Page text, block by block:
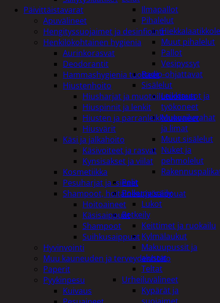
Ilmapallot
Pihalelut
Muut pihalelut
Pallot
Vesipyssyt
Radio-ohjattavat
Sisälelut
Leikkiautot ja
työkoneet
Muovailuvahat
ja limat
Muut sisälelut
Nuket ja
pehmolelut
Pelit
Polkupyöräily
Lukot
Retkeily
Keittimet ja ruokailu
Kylmälaukut
Makuupussit ja
alustat
Teltat
Urheiluvälineet
Kypärät ja
Päivittäistavarat
Apuvälineet
Hengityssuojaimet ja desinfiointi
Henkilökohtainen hygienia
Aurinkorasvat
Deodorantit
Hammashygienia tuotteet
Hiustenhoito
Hiusharjat ja muotoilutuotteet
Hiuspinnit ja lenkit
Hiusten ja parranleikkuukoneet
Hiusvärit
Käsi ja jalkahoito
Käsivoiteet ja rasvat
Kynsisakset ja viilat
Kosmetiikka
Pesuharjat ja -sienet
Shampoot, hoitaineet ja saippuat
Hoitoaineet
Käsisaippuat
Shampoot
Suihkusaippuat
Hyvinvointi
Muu kauneuden ja terveydenhoito
Paperit
Pyykinpesu
Kuivaus